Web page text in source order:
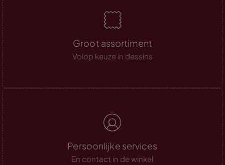
Groot assortiment
Volop keuze in dessins
Persoonlijke services
En contact in de winkel